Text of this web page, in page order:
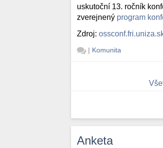
uskutoční 13. ročník
zverejnený program
Zdroj:
| Komunita
Anketa